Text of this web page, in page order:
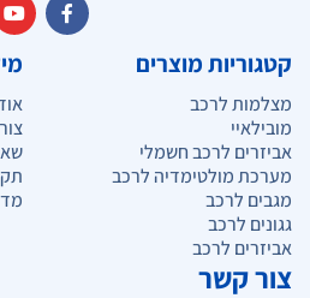
קטגוריות מוצרים
מצלמות לרכב
מובילאיי
אביזרים לרכב חשמלי
מערכת מולטימדיה לרכב
מגבים לרכב
גגונים לרכב
אביזרים לרכב
צור קשר